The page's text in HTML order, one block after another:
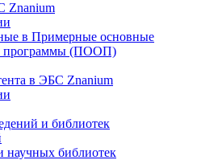
Znanium
в Примерные основные
программы (ПООП)
в ЭБС Znanium
и библиотек
научных библиотек